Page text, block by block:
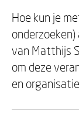
Hoe kun je
van Matthijs
om deze
en